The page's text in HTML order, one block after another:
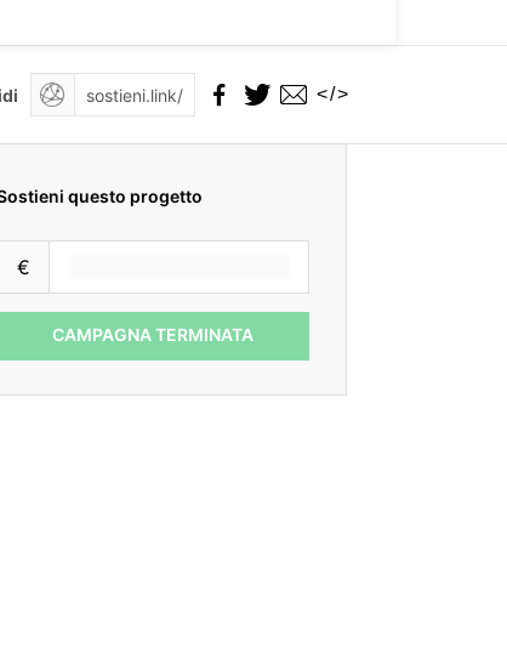
</>
questo progetto
€
CAMPAGNA TERMINATA